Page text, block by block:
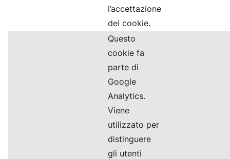
l’accettazione
dei cookie.
Questo
cookie fa
parte di
Google
Analytics.
Viene
utilizzato per
distinguere
gli utenti